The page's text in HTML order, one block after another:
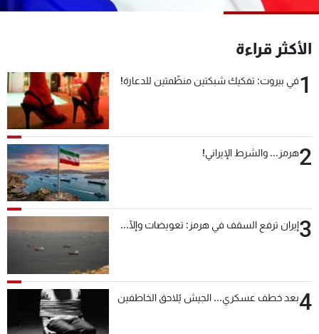
الأكثر قراءة
1في بيروت: تفكيك شبكتين منظّمتين للدعارة!
2هرمز... والشرط الإيراني!
3إيران ترفع السقف في هرمز: تعويضات وإلّا...
4بعد خطف عسكري... الجيش يُلاحق الخاطفين
عن MTV
الإنـتـاج
شروط الإسـتخدام
سياسة الخصوصية